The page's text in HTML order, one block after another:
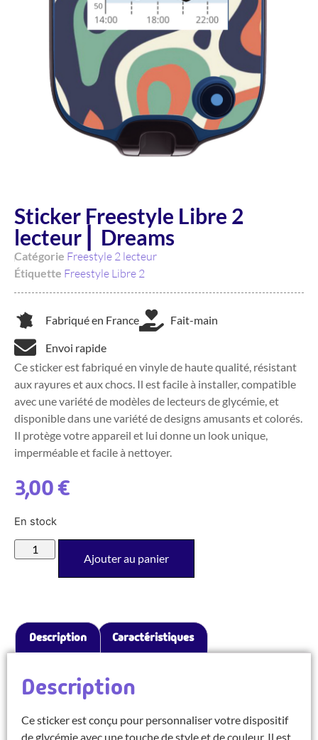
Sticker Freestyle Libre 2
lecteur ⎜ Dreams
Catégorie Freestyle 2 lecteur
Étiquette Freestyle Libre 2
Fabriqué en France Fait-main
Envoi rapide
Ce sticker est fabriqué en vinyle de haute qualité, résistant
aux rayures et aux chocs. Il est facile à installer, compatible
avec une variété de modèles de lecteurs de glycémie, et
disponible dans une variété de designs amusants et colorés.
Il protège votre appareil et lui donne un look unique,
imperméable et facile à nettoyer.
3,00€
En stock
Ajouter au panier
Description Caractéristiques
Description
Ce sticker est conçu pour personnaliser votre dispositif
de glycémie avec une touche de style et de couleur. Il est